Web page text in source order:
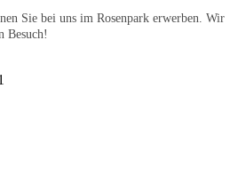
Sie bei uns im Rosenpark erwerben. Wir
Besuch!